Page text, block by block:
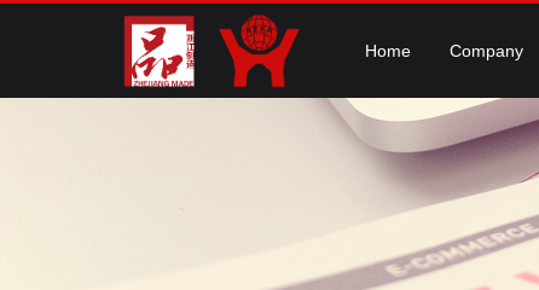
Home Company